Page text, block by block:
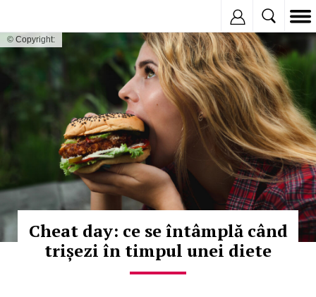
© Copyright:
Cheat day: ce se întâmplă când
trișezi în timpul unei diete